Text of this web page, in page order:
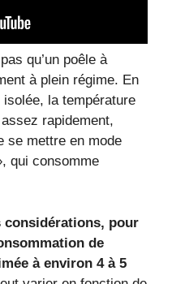
qu’un poêle à
à plein régime. En
la température
rapidement,
se mettre en mode
qui consomme
considérations, pour
de
à environ 4 à 5